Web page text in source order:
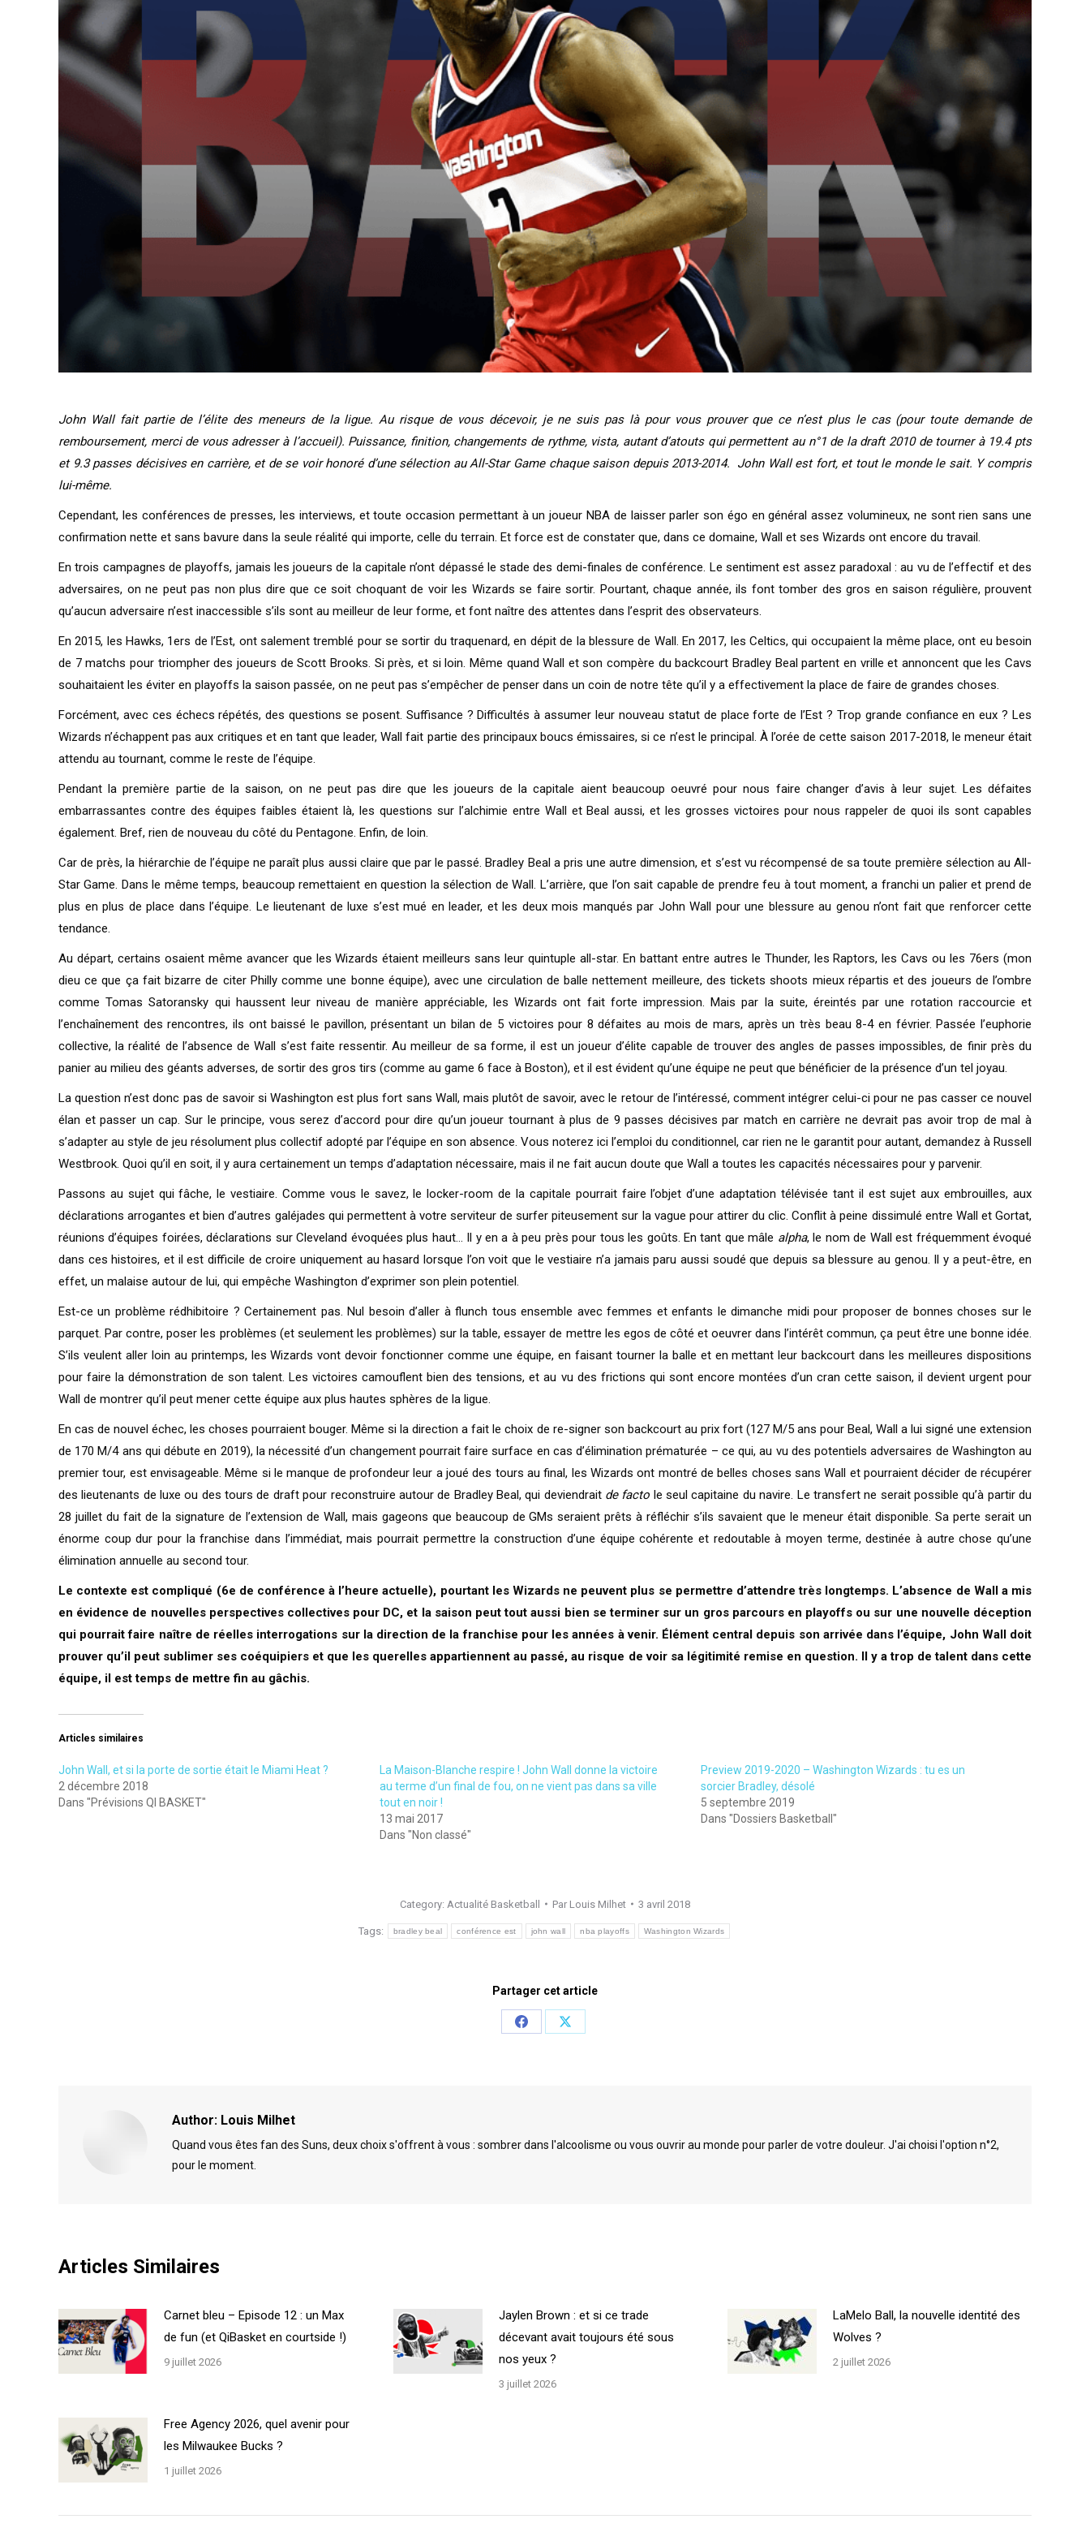
John Wall fait partie de l’élite des meneurs de la ligue. Au risque de vous décevoir, je ne suis pas là pour vous prouver que ce n’est plus le cas (pour toute demande de
remboursement, merci de vous adresser à l’accueil). Puissance, finition, changements de rythme, vista, autant d’atouts qui permettent au n°1 de la draft 2010 de tourner à 19.4 pts
et 9.3 passes décisives en carrière, et de se voir honoré d’une sélection au All-Star Game chaque saison depuis 2013-2014. John Wall est fort, et tout le monde le sait. Y compris
lui-même.
Cependant, les conférences de presses, les interviews, et toute occasion permettant à un joueur NBA de laisser parler son égo en général assez volumineux, ne sont rien sans une
confirmation nette et sans bavure dans la seule réalité qui importe, celle du terrain. Et force est de constater que, dans ce domaine, Wall et ses Wizards ont encore du travail.
En trois campagnes de playoffs, jamais les joueurs de la capitale n’ont dépassé le stade des demi-finales de conférence. Le sentiment est assez paradoxal : au vu de l’effectif et des
adversaires, on ne peut pas non plus dire que ce soit choquant de voir les Wizards se faire sortir. Pourtant, chaque année, ils font tomber des gros en saison régulière, prouvent
qu’aucun adversaire n’est inaccessible s’ils sont au meilleur de leur forme, et font naître des attentes dans l’esprit des observateurs.
En 2015, les Hawks, 1ers de l’Est, ont salement tremblé pour se sortir du traquenard, en dépit de la blessure de Wall. En 2017, les Celtics, qui occupaient la même place, ont eu besoin
de 7 matchs pour triompher des joueurs de Scott Brooks. Si près, et si loin. Même quand Wall et son compère du backcourt Bradley Beal partent en vrille et annoncent que les Cavs
souhaitaient les éviter en playoffs la saison passée, on ne peut pas s’empêcher de penser dans un coin de notre tête qu’il y a effectivement la place de faire de grandes choses.
Forcément, avec ces échecs répétés, des questions se posent. Suffisance ? Difficultés à assumer leur nouveau statut de place forte de l’Est ? Trop grande confiance en eux ? Les
Wizards n’échappent pas aux critiques et en tant que leader, Wall fait partie des principaux boucs émissaires, si ce n’est le principal. À l’orée de cette saison 2017-2018, le meneur était
attendu au tournant, comme le reste de l’équipe.
Pendant la première partie de la saison, on ne peut pas dire que les joueurs de la capitale aient beaucoup oeuvré pour nous faire changer d’avis à leur sujet. Les défaites
embarrassantes contre des équipes faibles étaient là, les questions sur l’alchimie entre Wall et Beal aussi, et les grosses victoires pour nous rappeler de quoi ils sont capables
également. Bref, rien de nouveau du côté du Pentagone. Enfin, de loin.
Car de près, la hiérarchie de l’équipe ne paraît plus aussi claire que par le passé. Bradley Beal a pris une autre dimension, et s’est vu récompensé de sa toute première sélection au All-
Star Game. Dans le même temps, beaucoup remettaient en question la sélection de Wall. L’arrière, que l’on sait capable de prendre feu à tout moment, a franchi un palier et prend de
plus en plus de place dans l’équipe. Le lieutenant de luxe s’est mué en leader, et les deux mois manqués par John Wall pour une blessure au genou n’ont fait que renforcer cette
tendance.
Au départ, certains osaient même avancer que les Wizards étaient meilleurs sans leur quintuple all-star. En battant entre autres le Thunder, les Raptors, les Cavs ou les 76ers (mon
dieu ce que ça fait bizarre de citer Philly comme une bonne équipe), avec une circulation de balle nettement meilleure, des tickets shoots mieux répartis et des joueurs de l’ombre
comme Tomas Satoransky qui haussent leur niveau de manière appréciable, les Wizards ont fait forte impression. Mais par la suite, éreintés par une rotation raccourcie et
l’enchaînement des rencontres, ils ont baissé le pavillon, présentant un bilan de 5 victoires pour 8 défaites au mois de mars, après un très beau 8-4 en février. Passée l’euphorie
collective, la réalité de l’absence de Wall s’est faite ressentir. Au meilleur de sa forme, il est un joueur d’élite capable de trouver des angles de passes impossibles, de finir près du
panier au milieu des géants adverses, de sortir des gros tirs (comme au game 6 face à Boston), et il est évident qu’une équipe ne peut que bénéficier de la présence d’un tel joyau.
La question n’est donc pas de savoir si Washington est plus fort sans Wall, mais plutôt de savoir, avec le retour de l’intéressé, comment intégrer celui-ci pour ne pas casser ce nouvel
élan et passer un cap. Sur le principe, vous serez d’accord pour dire qu’un joueur tournant à plus de 9 passes décisives par match en carrière ne devrait pas avoir trop de mal à
s’adapter au style de jeu résolument plus collectif adopté par l’équipe en son absence. Vous noterez ici l’emploi du conditionnel, car rien ne le garantit pour autant, demandez à Russell
Westbrook. Quoi qu’il en soit, il y aura certainement un temps d’adaptation nécessaire, mais il ne fait aucun doute que Wall a toutes les capacités nécessaires pour y parvenir.
Passons au sujet qui fâche, le vestiaire. Comme vous le savez, le locker-room de la capitale pourrait faire l’objet d’une adaptation télévisée tant il est sujet aux embrouilles, aux
déclarations arrogantes et bien d’autres galéjades qui permettent à votre serviteur de surfer piteusement sur la vague pour attirer du clic. Conflit à peine dissimulé entre Wall et Gortat,
réunions d’équipes foirées, déclarations sur Cleveland évoquées plus haut… Il y en a à peu près pour tous les goûts. En tant que mâle alpha, le nom de Wall est fréquemment évoqué
dans ces histoires, et il est difficile de croire uniquement au hasard lorsque l’on voit que le vestiaire n’a jamais paru aussi soudé que depuis sa blessure au genou. Il y a peut-être, en
effet, un malaise autour de lui, qui empêche Washington d’exprimer son plein potentiel.
Est-ce un problème rédhibitoire ? Certainement pas. Nul besoin d’aller à flunch tous ensemble avec femmes et enfants le dimanche midi pour proposer de bonnes choses sur le
parquet. Par contre, poser les problèmes (et seulement les problèmes) sur la table, essayer de mettre les egos de côté et oeuvrer dans l’intérêt commun, ça peut être une bonne idée.
S’ils veulent aller loin au printemps, les Wizards vont devoir fonctionner comme une équipe, en faisant tourner la balle et en mettant leur backcourt dans les meilleures dispositions
pour faire la démonstration de son talent. Les victoires camouflent bien des tensions, et au vu des frictions qui sont encore montées d’un cran cette saison, il devient urgent pour
Wall de montrer qu’il peut mener cette équipe aux plus hautes sphères de la ligue.
En cas de nouvel échec, les choses pourraient bouger. Même si la direction a fait le choix de re-signer son backcourt au prix fort (127 M/5 ans pour Beal, Wall a lui signé une extension
de 170 M/4 ans qui débute en 2019), la nécessité d’un changement pourrait faire surface en cas d’élimination prématurée – ce qui, au vu des potentiels adversaires de Washington au
premier tour, est envisageable. Même si le manque de profondeur leur a joué des tours au final, les Wizards ont montré de belles choses sans Wall et pourraient décider de récupérer
des lieutenants de luxe ou des tours de draft pour reconstruire autour de Bradley Beal, qui deviendrait de facto le seul capitaine du navire. Le transfert ne serait possible qu’à partir du
28 juillet du fait de la signature de l’extension de Wall, mais gageons que beaucoup de GMs seraient prêts à réfléchir s’ils savaient que le meneur était disponible. Sa perte serait un
énorme coup dur pour la franchise dans l’immédiat, mais pourrait permettre la construction d’une équipe cohérente et redoutable à moyen terme, destinée à autre chose qu’une
élimination annuelle au second tour.
Le contexte est compliqué (6e de conférence à l’heure actuelle), pourtant les Wizards ne peuvent plus se permettre d’attendre très longtemps. L’absence de Wall a mis
en évidence de nouvelles perspectives collectives pour DC, et la saison peut tout aussi bien se terminer sur un gros parcours en playoffs ou sur une nouvelle déception
qui pourrait faire naître de réelles interrogations sur la direction de la franchise pour les années à venir. Élément central depuis son arrivée dans l’équipe, John Wall doit
prouver qu’il peut sublimer ses coéquipiers et que les querelles appartiennent au passé, au risque de voir sa légitimité remise en question. Il y a trop de talent dans cette
équipe, il est temps de mettre fin au gâchis.
Articles similaires
John Wall, et si la porte de sortie était le Miami Heat ?
2 décembre 2018
Dans "Prévisions QI BASKET"
La Maison-Blanche respire ! John Wall donne la victoire
au terme d’un final de fou, on ne vient pas dans sa ville
tout en noir !
13 mai 2017
Dans "Non classé"
Preview 2019-2020 – Washington Wizards : tu es un
sorcier Bradley, désolé
5 septembre 2019
Dans "Dossiers Basketball"
Category: Actualité Basketball Par Louis Milhet 3 avril 2018
Tags: bradley beal conférence est john wall nba playoffs Washington Wizards
Partager cet article
Share
Share
Author: Louis Milhet
Quand vous êtes fan des Suns, deux choix s'offrent à vous : sombrer dans l'alcoolisme ou vous ouvrir au monde pour parler de votre douleur. J'ai choisi l'option n°2,
pour le moment.
Articles Similaires
Carnet bleu – Episode 12 : un Max
de fun (et QiBasket en courtside !)
9 juillet 2026
Jaylen Brown : et si ce trade
décevant avait toujours été sous
nos yeux ?
3 juillet 2026
LaMelo Ball, la nouvelle identité des
Wolves ?
2 juillet 2026
Free Agency 2026, quel avenir pour
les Milwaukee Bucks ?
1 juillet 2026